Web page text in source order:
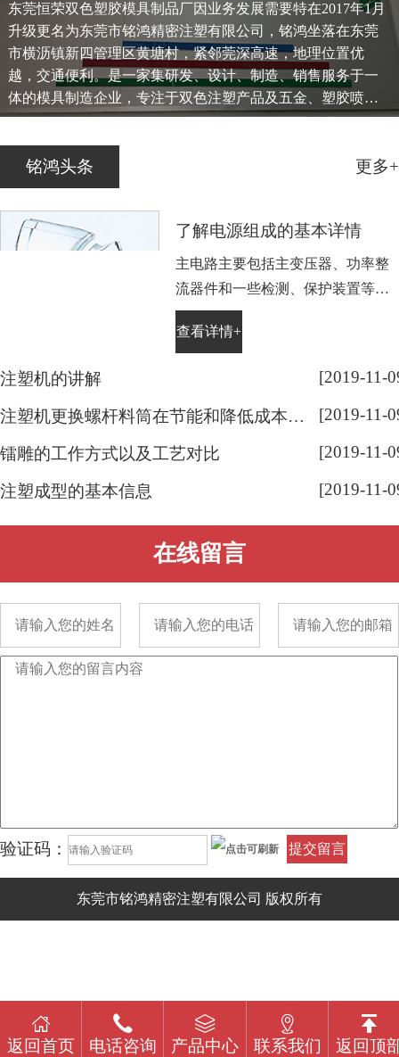
东莞恒荣双色塑胶模具制品厂因业务发展需要特在2017年1月
升级更名为东莞市铭鸿精密注塑有限公司，铭鸿坐落在东莞
市横沥镇新四管理区黄塘村，紧邻莞深高速，地理位置优
越，交通便利。是一家集研发、设计、制造、销售服务于一
体的模具制造企业，专注于双色注塑产品及五金、塑胶喷
油、移印、镭雕等一条龙服务...
铭鸿头条 更多+
了解电源组成的基本详情
主电路主要包括主变压器、功率整
流器件和一些检测、保护装置等。
电镀电源中的主变压器是将交流电
源电压降低为电镀工艺所需要的电
频(50Hz)变压器，高频开关电源中
使用的是高频(10～50kHz)变压器。
查看详情+
注塑机的讲解 [2019-11-
注塑机更换螺杆料筒在节能和降低成本有显著效果 [2019-11-
镭雕的工作方式以及工艺对比 [2019-11-
注塑成型的基本信息 [2019-11-
在线留言
验证码： 提交留言
东莞市铭鸿精密注塑有限公司 版权所有
返回首页 电话咨询 产品中心 联系我们 返回顶